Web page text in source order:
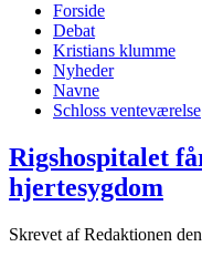
Forside
Debat
Kristians klumme
Nyheder
Navne
Schloss venteværelse
Rigshospitalet
hjertesygdom
Skrevet af Redaktionen den